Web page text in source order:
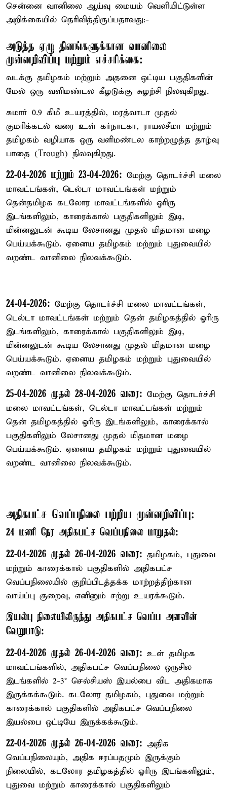
சென்னை வானிலை ஆய்வு மையம் வெளியிட்டுள்ள
அறிக்கையில் தெரிவித்திருப்பதாவது:-
அடுத்த ஏழு தினங்களுக்கான வானிலை
முன்னறிவிப்பு மற்றும் எச்சரிக்கை:
வடக்கு தமிழகம் மற்றும் அதனை ஒட்டிய பகுதிகளின்
மேல் ஒரு வளிமண்டல கீழடுக்கு சுழற்சி நிலவுகிறது.
சுமார் 0.9 கிமீ உயரத்தில், மரத்வாடா முதல்
குமரிக்கடல் வரை உள் கர்நாடகா, ராயலசீமா மற்றும்
தமிழகம் வழியாக ஒரு வளிமண்டல காற்றழுத்த தாழ்வு
பாதை (Trough) நிலவுகிறது.
22-04-2026 மற்றும் 23-04-2026: மேற்கு தொடர்ச்சி மலை
மாவட்டங்கள், டெல்டா மாவட்டங்கள் மற்றும்
தென்தமிழக கடலோர மாவட்டங்களில் ஓரிரு
இடங்களிலும், காரைக்கால் பகுதிகளிலும் இடி,
மின்னலுடன் கூடிய லேசானது முதல் மிதமான மழை
பெய்யக்கூடும். ஏனைய தமிழகம் மற்றும் புதுவையில்
வறண்ட வானிலை நிலவக்கூடும்.
24-04-2026: மேற்கு தொடர்ச்சி மலை மாவட்டங்கள்,
டெல்டா மாவட்டங்கள் மற்றும் தென் தமிழகத்தில் ஓரிரு
இடங்களிலும், காரைக்கால் பகுதிகளிலும் இடி,
மின்னலுடன் கூடிய லேசானது முதல் மிதமான மழை
பெய்யக்கூடும். ஏனைய தமிழகம் மற்றும் புதுவையில்
வறண்ட வானிலை நிலவக்கூடும்.
25-04-2026 முதல் 28-04-2026 வரை: மேற்கு தொடர்ச்சி
மலை மாவட்டங்கள், டெல்டா மாவட்டங்கள் மற்றும்
தென் தமிழகத்தில் ஓரிரு இடங்களிலும், காரைக்கால்
பகுதிகளிலும் லேசானது முதல் மிதமான மழை
பெய்யக்கூடும். ஏனைய தமிழகம் மற்றும் புதுவையில்
வறண்ட வானிலை நிலவக்கூடும்.
அதிகபட்ச வெப்பநிலை பற்றிய முன்னறிவிப்பு:
24 மணி நேர அதிகபட்ச வெப்பநிலை மாறுதல்:
22-04-2026 முதல் 26-04-2026 வரை: தமிழகம், புதுவை
மற்றும் காரைக்கால் பகுதிகளில் அதிகபட்ச
வெப்பநிலையில் குறிப்பிடத்தக்க மாற்றத்திற்கான
வாய்ப்பு குறைவு, எனினும் சற்று உயரக்கூடும்.
இயல்பு நிலையிலிருந்து அதிகபட்ச வெப்ப அளவின்
வேறுபாடு:
22-04-2026 முதல் 26-04-2026 வரை: உள் தமிழக
மாவட்டங்களில், அதிகபட்ச வெப்பநிலை ஒருசில
இடங்களில் 2-3° செல்சியஸ் இயல்பை விட அதிகமாக
இருக்கக்கூடும். கடலோர தமிழகம், புதுவை மற்றும்
காரைக்கால் பகுதிகளில் அதிகபட்ச வெப்பநிலை
இயல்பை ஒட்டியே இருக்கக்கூடும்.
22-04-2026 முதல் 26-04-2026 வரை: அதிக
வெப்பநிலையும், அதிக ஈரப்பதமும் இருக்கும்
நிலையில், கடலோர தமிழகத்தில் ஓரிரு இடங்களிலும்,
புதுவை மற்றும் காரைக்கால் பகுதிகளிலும்